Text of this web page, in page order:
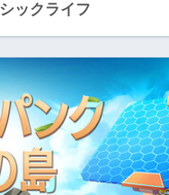
ックライフ